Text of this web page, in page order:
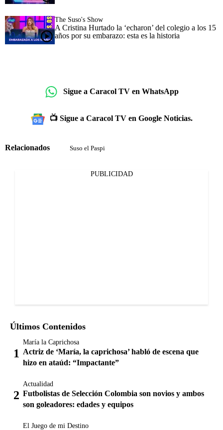
The Suso's Show
A Cristina Hurtado la ‘echaron’ del colegio a los 15
años por su embarazo: esta es la historia
Sigue a Caracol TV en WhatsApp
📺 Sigue a Caracol TV en Google Noticias.
Relacionados Suso el Paspi
PUBLICIDAD
Últimos Contenidos
María la Caprichosa
Actriz de ‘María, la caprichosa’ habló de escena que
hizo en ataúd: “Impactante”
Actualidad
Futbolistas de Selección Colombia son novios y ambos
son goleadores: edades y equipos
El Juego de mi Destino